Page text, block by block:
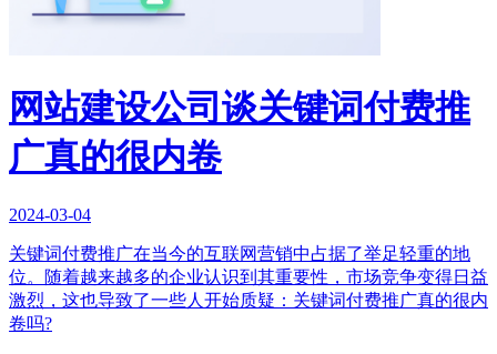
网站建设公司谈关键词付费推
广真的很内卷
2024-03-04
关键词付费推广在当今的互联网营销中占据了举足轻重的地
位。随着越来越多的企业认识到其重要性，市场竞争变得日益
激烈，这也导致了一些人开始质疑：关键词付费推广真的很内
卷吗?